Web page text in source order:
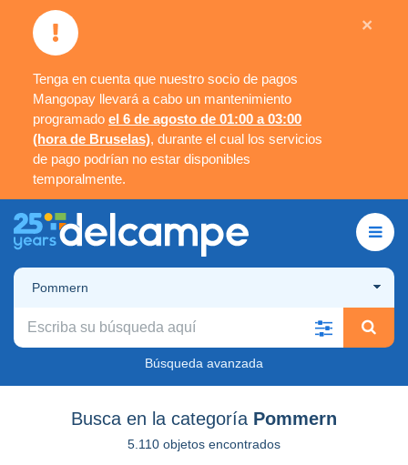
Tenga en cuenta que nuestro socio de pagos
Mangopay llevará a cabo un mantenimiento
programado el 6 de agosto de 01:00 a 03:00
(hora de Bruselas), durante el cual los servicios
de pago podrían no estar disponibles
temporalmente.
×
Pommern
Búsqueda avanzada
Busca en la categoría Pommern
5.110 objetos encontrados